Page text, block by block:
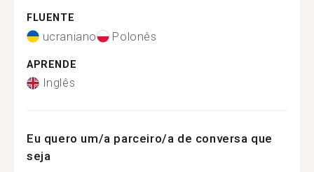
FLUENTE
ucraniano Polonês
APRENDE
Inglês
Eu quero um/a parceiro/a de conversa que
seja